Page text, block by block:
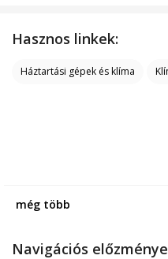
Hasznos linkek:
Háztartási gépek és klíma
még több
Navigációs